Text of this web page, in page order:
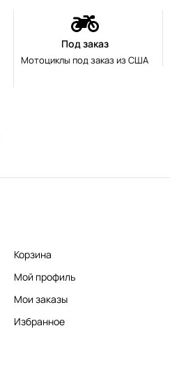
Под заказ
Мотоциклы под заказ из США
Корзина
Мой профиль
Мои заказы
Избранное